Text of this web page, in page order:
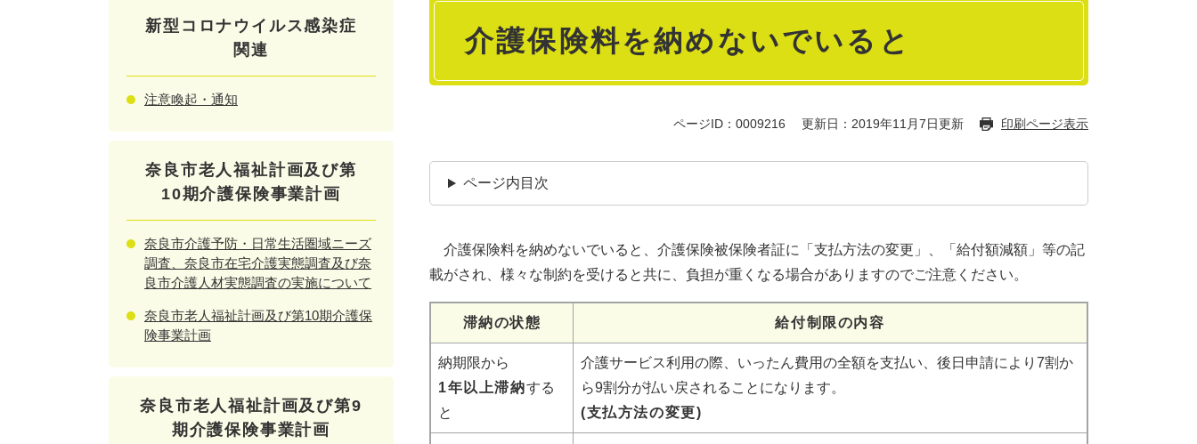
本
介護保険料を納めないでいると
ページID：0009216 更新日：2019年11月7日更新 印刷ページ表示
ページ内目次
介護保険料を納めないでいると、介護保険被保険者証に「支払方法の変更」、「給付額減額」等の記
載がされ、様々な制約を受けると共に、負担が重くなる場合がありますのでご注意ください。
滞納の状態 給付制限の内容
納期限から
1年以上滞納する
と
介護サービス利用の際、いったん費用の全額を支払い、後日申請により7割か
ら9割分が払い戻されることになります。
(支払方法の変更)
新型コロナウイルス感染症
関連
注意喚起・通知
奈良市老人福祉計画及び第
10期介護保険事業計画
奈良市介護予防・日常生活圏域ニーズ
調査、奈良市在宅介護実態調査及び奈
良市介護人材実態調査の実施について
奈良市老人福祉計画及び第10期介護保
険事業計画
奈良市老人福祉計画及び第9
期介護保険事業計画